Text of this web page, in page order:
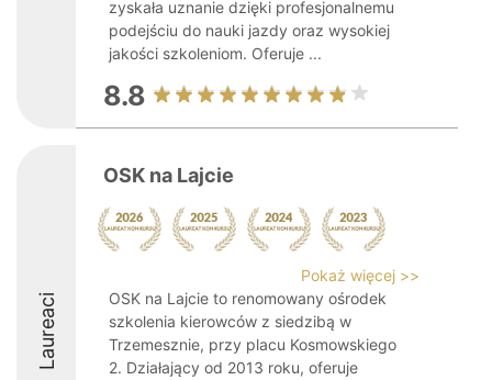
zyskała uznanie dzięki profesjonalnemu
podejściu do nauki jazdy oraz wysokiej
jakości szkoleniom. Oferuje ...
8.8
Laureaci
OSK na Lajcie
Pokaż więcej >>
OSK na Lajcie to renomowany ośrodek
szkolenia kierowców z siedzibą w
Trzemesznie, przy placu Kosmowskiego
2. Działający od 2013 roku, oferuje